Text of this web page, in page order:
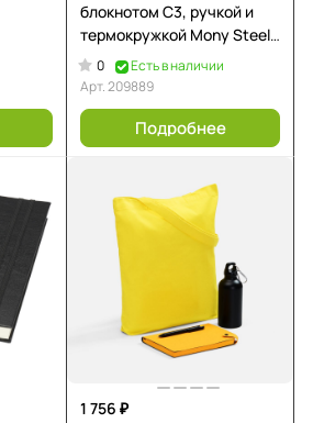
блокнотом С3, ручкой и
термокружкой Mony Steel,
оранжевый
0
Есть в наличии
Арт.209889
Подробнее
1 756 ₽